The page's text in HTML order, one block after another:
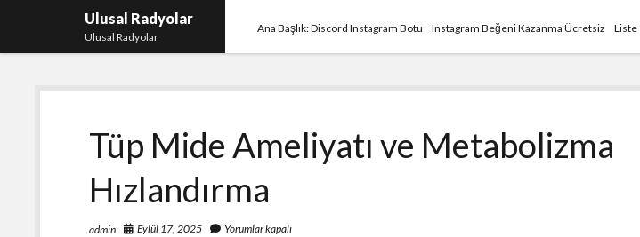
Ulusal Radyolar
Ulusal Radyolar
Ana Başlık: Discord Instagram Botu Instagram Beğeni Kazanma Ücretsiz Liste
Tüp Mide Ameliyatı ve Metabolizma
Hızlandırma
admin Eylül 17, 2025 Yorumlar kapalı